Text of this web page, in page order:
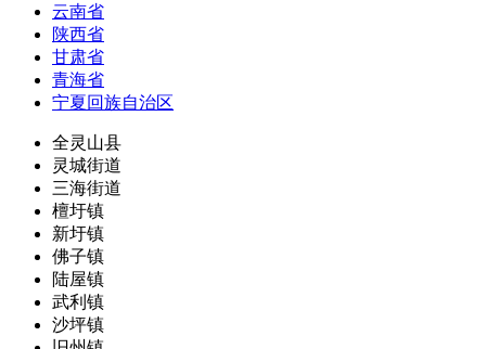
云南省
陕西省
甘肃省
青海省
宁夏回族自治区
全灵山县
灵城街道
三海街道
檀圩镇
新圩镇
佛子镇
陆屋镇
武利镇
沙坪镇